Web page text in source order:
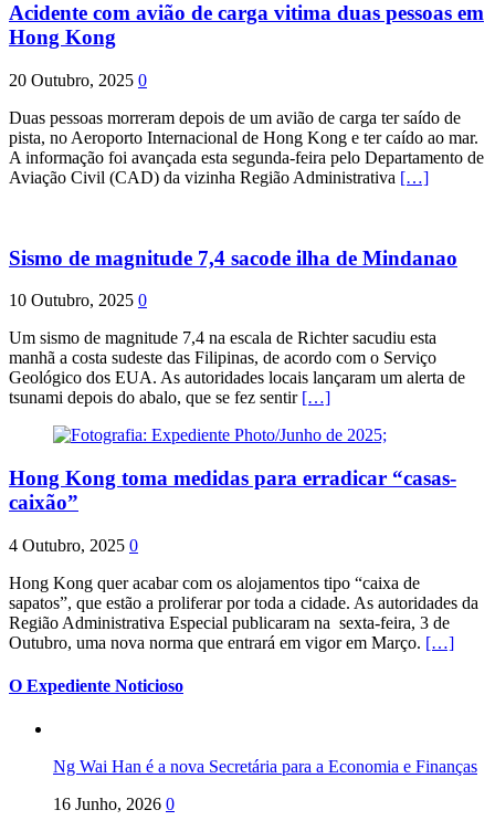
Acidente com avião de carga vitima duas pessoas em
Hong Kong
20 Outubro, 2025 0
Duas pessoas morreram depois de um avião de carga ter saído de
pista, no Aeroporto Internacional de Hong Kong e ter caído ao mar.
A informação foi avançada esta segunda-feira pelo Departamento de
Aviação Civil (CAD) da vizinha Região Administrativa […]
Sismo de magnitude 7,4 sacode ilha de Mindanao
10 Outubro, 2025 0
Um sismo de magnitude 7,4 na escala de Richter sacudiu esta
manhã a costa sudeste das Filipinas, de acordo com o Serviço
Geológico dos EUA. As autoridades locais lançaram um alerta de
tsunami depois do abalo, que se fez sentir […]
Hong Kong toma medidas para erradicar “casas-
caixão”
4 Outubro, 2025 0
Hong Kong quer acabar com os alojamentos tipo “caixa de
sapatos”, que estão a proliferar por toda a cidade. As autoridades da
Região Administrativa Especial publicaram na sexta-feira, 3 de
Outubro, uma nova norma que entrará em vigor em Março. […]
O Expediente Noticioso
Ng Wai Han é a nova Secretária para a Economia e Finanças
16 Junho, 2026 0